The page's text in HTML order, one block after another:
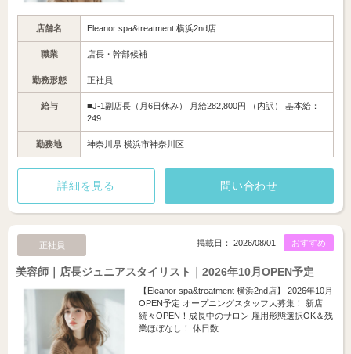
店舗名 Eleanor spa&treatment 横浜2nd店
職業 店長・幹部候補
勤務形態 正社員
給与
■J-1副店長（月6日休み） 月給282,800円 （内訳） 基本給：
249…
勤務地 神奈川県 横浜市神奈川区
詳細を見る 問い合わせ
正社員 おすすめ
掲載日： 2026/08/01
美容師｜店長ジュニアスタイリスト｜2026年10月OPEN予定
【Eleanor spa&treatment 横浜2nd店】 2026年10月
OPEN予定 オープニングスタッフ大募集！ 新店
続々OPEN！成長中のサロン 雇用形態選択OK＆残
業ほぼなし！ 休日数…